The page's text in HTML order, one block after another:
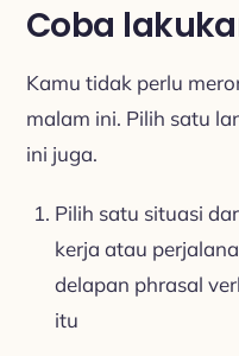
Coba
Kamu tidak perlu
malam ini. Pilih satu
ini juga.
Pilih satu situasi
kerja atau
delapan phrasal
itu